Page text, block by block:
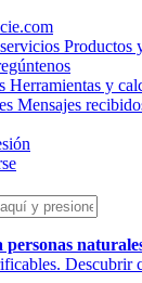
Productos
Herramientas y
Mensajes
Descubrir